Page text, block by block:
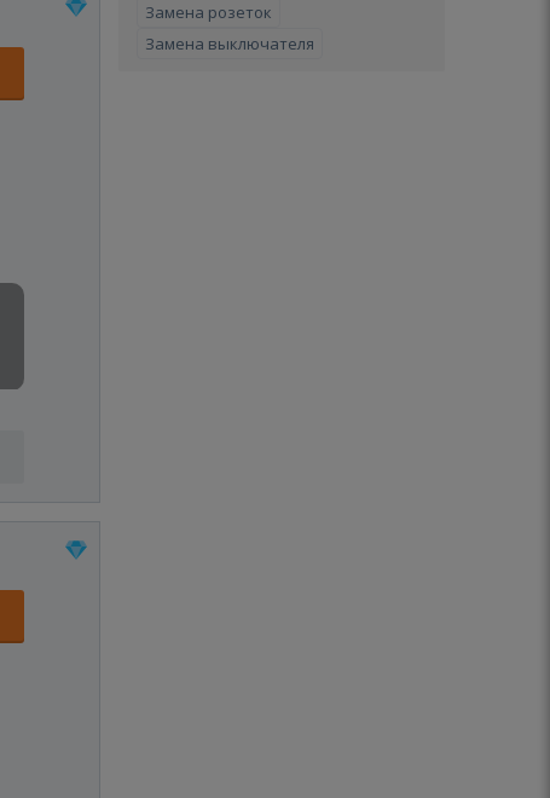
Замена розеток
Замена выключателя